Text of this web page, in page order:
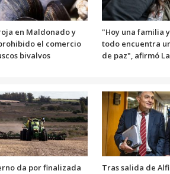
en Maldonado y
el comercio
bivalvos
"Hoy una familia
todo encuentra
de paz", afirmó
da por finalizada
Tras salida de